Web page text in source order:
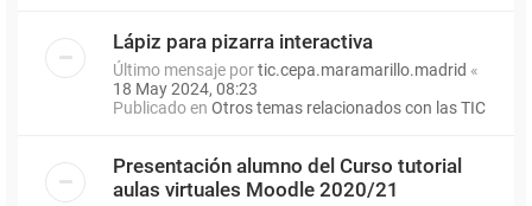
Lápiz para pizarra interactiva
Último mensaje portic.cepa.maramarillo.madrid «
18 May 2024, 08:23
Publicado en Otros temas relacionados con las TIC
Presentación alumno del Curso tutorial
aulas virtuales Moodle 2020/21